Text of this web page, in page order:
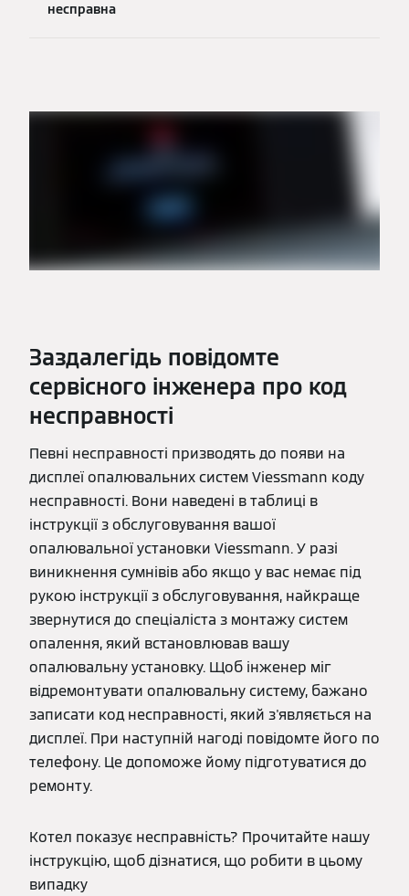
несправна
Заздалегідь повідомте
сервісного інженера про код
несправності
Певні несправності призводять до появи на
дисплеї опалювальних систем Viessmann коду
несправності. Вони наведені в таблиці в
інструкції з обслуговування вашої
опалювальної установки Viessmann. У разі
виникнення сумнівів або якщо у вас немає під
рукою інструкції з обслуговування, найкраще
звернутися до спеціаліста з монтажу систем
опалення, який встановлював вашу
опалювальну установку. Щоб інженер міг
відремонтувати опалювальну систему, бажано
записати код несправності, який з'являється на
дисплеї. При наступній нагоді повідомте його по
телефону. Це допоможе йому підготуватися до
ремонту.
Котел показує несправність? Прочитайте нашу
інструкцію, щоб дізнатися, що робити в цьому
випадку